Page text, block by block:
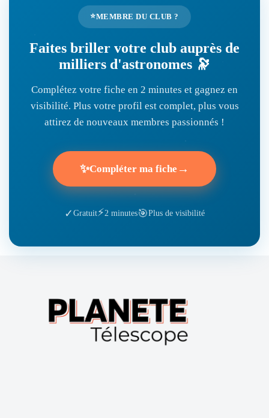
⭐MEMBRE DU CLUB ?
Faites briller votre club auprès de
milliers d'astronomes 🔭
Complétez votre fiche en 2 minutes et gagnez en
visibilité. Plus votre profil est complet, plus vous
attirez de nouveaux membres passionnés !
✨Compléter ma fiche →
✓ Gratuit⚡2 minutes🎯Plus de visibilité